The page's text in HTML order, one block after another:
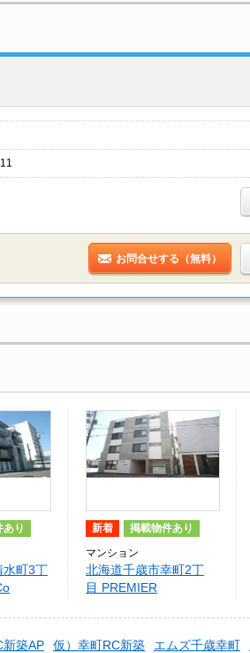
お問合せする（無料）
あり
水町3丁
新着 掲載物件あり
マンション
北海道千歳市幸町2丁
目 PREMIER
新築AP 仮）幸町RC新築 エムズ千歳幸町